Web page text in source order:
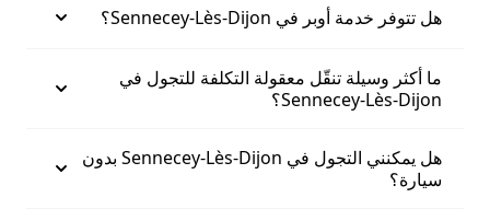
هل تتوفر خدمة أوبر في Sennecey-Lès-Dijon؟
ما أكثر وسيلة تنقّل معقولة التكلفة للتجول في
Sennecey-Lès-Dijon؟
هل يمكنني التجول في Sennecey-Lès-Dijon بدون
سيارة؟